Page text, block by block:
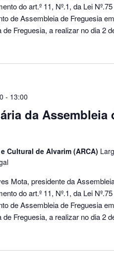
do art.º 11, Nº.1, da Lei
de Assembleia de Freguesia
de Freguesia, a realizar no dia 2
da Assembleia
- 13:00
Cultural de Alvarim (ARCA)
Mota, presidente da
do art.º 11, Nº.1, da Lei
de Assembleia de Freguesia
de Freguesia, a realizar no dia 2